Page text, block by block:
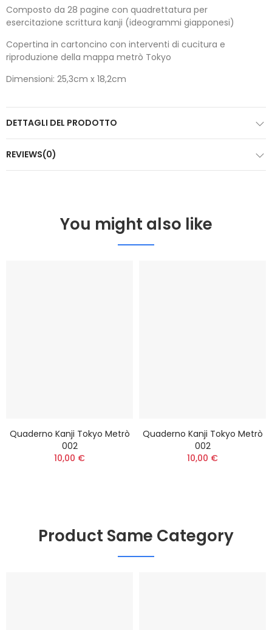
Composto da 28 pagine con quadrettatura per
esercitazione scrittura kanji (ideogrammi giapponesi)
Copertina in cartoncino con interventi di cucitura e
riproduzione della mappa metrò Tokyo
Dimensioni: 25,3cm x 18,2cm
DETTAGLI DEL PRODOTTO
REVIEWS(0)
You might also like
Quaderno Kanji Tokyo Metrò
002
10,00 €
Quaderno Kanji Tokyo Metrò
002
10,00 €
Product Same Category